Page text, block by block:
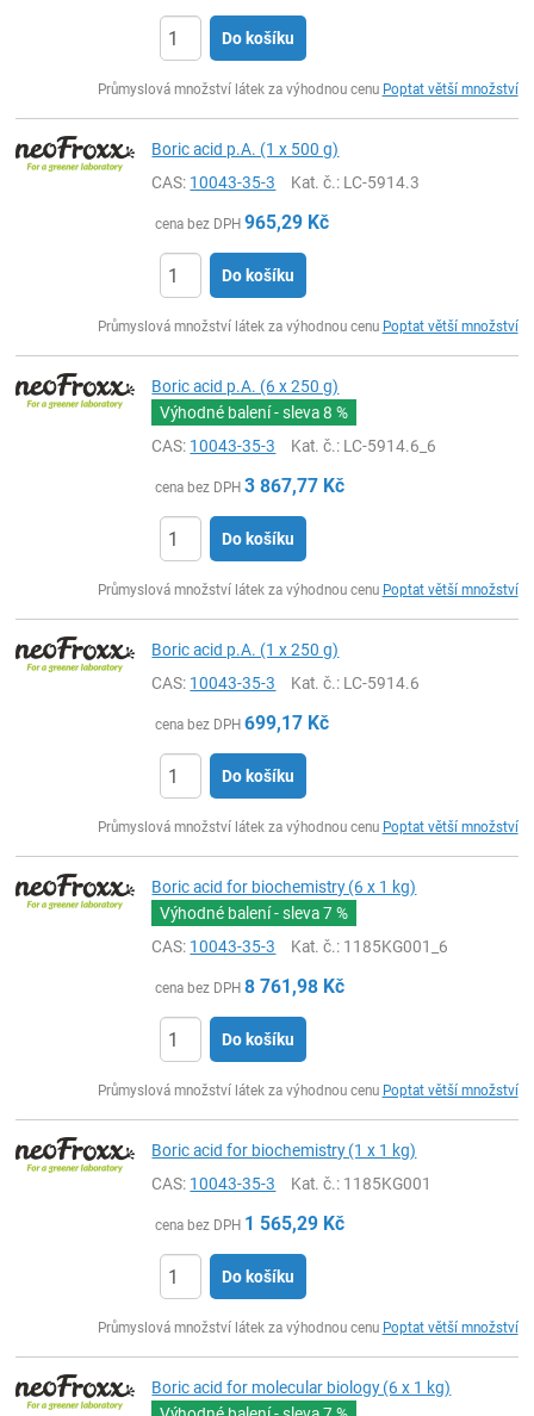
Do košíku
Průmyslová množství látek za výhodnou cenu Poptat větší množství
Boric acid p.A. (1 x 500 g)
CAS: 10043-35-3 Kat. č.: LC-5914.3
cena bez DPH 965,29 Kč
Do košíku
Průmyslová množství látek za výhodnou cenu Poptat větší množství
Boric acid p.A. (6 x 250 g)
Výhodné balení - sleva8 %
CAS: 10043-35-3 Kat. č.: LC-5914.6_6
cena bez DPH 3 867,77 Kč
Do košíku
Průmyslová množství látek za výhodnou cenu Poptat větší množství
Boric acid p.A. (1 x 250 g)
CAS: 10043-35-3 Kat. č.: LC-5914.6
cena bez DPH 699,17 Kč
Do košíku
Průmyslová množství látek za výhodnou cenu Poptat větší množství
Boric acid for biochemistry (6 x 1 kg)
Výhodné balení - sleva7 %
CAS: 10043-35-3 Kat. č.: 1185KG001_6
cena bez DPH 8 761,98 Kč
Do košíku
Průmyslová množství látek za výhodnou cenu Poptat větší množství
Boric acid for biochemistry (1 x 1 kg)
CAS: 10043-35-3 Kat. č.: 1185KG001
cena bez DPH 1 565,29 Kč
Do košíku
Průmyslová množství látek za výhodnou cenu Poptat větší množství
Boric acid for molecular biology (6 x 1 kg)